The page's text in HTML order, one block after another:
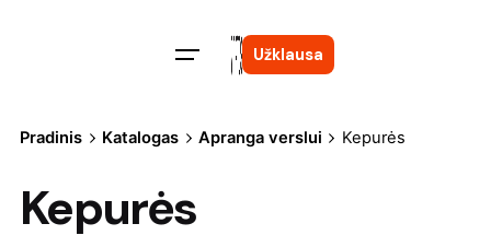
Užklausa
Pradinis Katalogas Apranga verslui Kepurės
Kepurės